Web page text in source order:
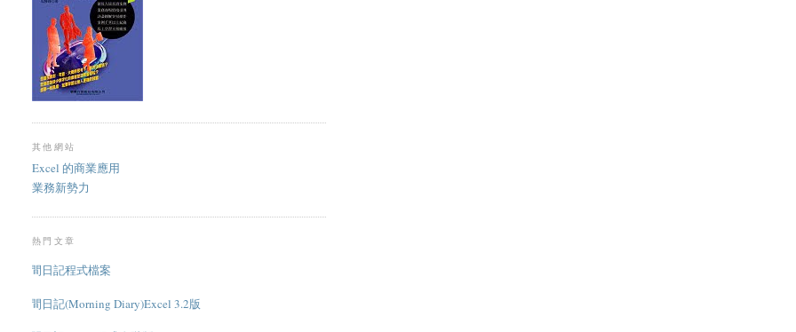
其他網站
Excel 的商業應用
業務新勢力
熱門文章
晨間日記程式檔案
晨間日記(Morning Diary)Excel 3.2版